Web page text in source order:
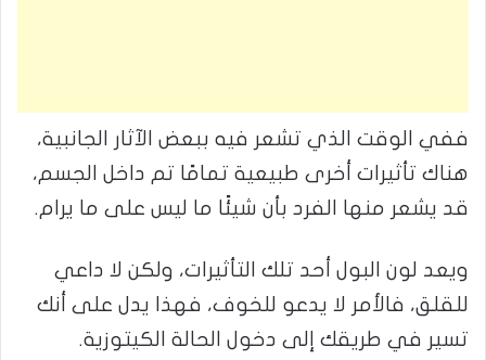
ففي الوقت الذي تشعر فيه ببعض الآثار الجانبية،
هناك تأثيرات أخرى طبيعية تمامًا تم داخل الجسم،
قد يشعر منها الفرد بأن شيئًا ما ليس على ما يرام.
ويعد لون البول أحد تلك التأثيرات، ولكن لا داعي
للقلق، فالأمر لا يدعو للخوف، فهذا يدل على أنك
تسير في طريقك إلى دخول الحالة الكيتوزية.